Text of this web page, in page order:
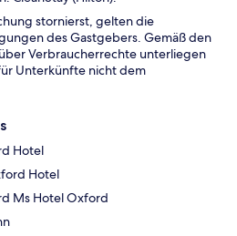
stornierst, gelten die
des Gastgebers. Gemäß den
Verbraucherrechte unterliegen
Unterkünfte nicht dem
Hotel
Hotel
Ms Hotel Oxford